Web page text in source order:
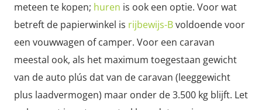
meteen te kopen; huren is ook een optie. Voor wat
betreft de papierwinkel is rijbewijs-Bvoldoende voor
een vouwwagen of camper. Voor een caravan
meestal ook, als het maximum toegestaan gewicht
van de auto plús dat van de caravan (leeggewicht
plus laadvermogen) maar onder de 3.500 kg blijft. Let